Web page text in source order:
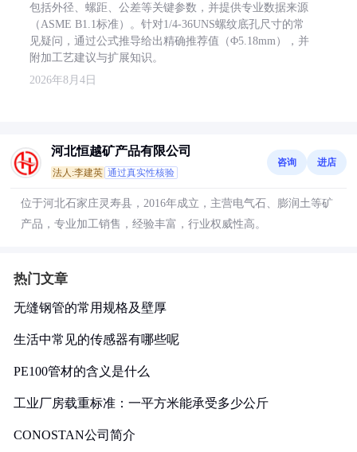
包括外径、螺距、公差等关键参数，并提供专业数据来源
（ASME B1.1标准）。针对1/4-36UNS螺纹底孔尺寸的常
见疑问，通过公式推导给出精确推荐值（Φ5.18mm），并
附加工艺建议与扩展知识。
2026年8月4日
河北恒越矿产品有限公司
法人:李建英 通过真实性核验
咨询 进店
位于河北石家庄灵寿县，2016年成立，主营电气石、膨润土等矿
产品，专业加工销售，经验丰富，行业权威性高。
热门文章
无缝钢管的常用规格及壁厚
生活中常见的传感器有哪些呢
PE100管材的含义是什么
工业厂房载重标准：一平方米能承受多少公斤
CONOSTAN公司简介